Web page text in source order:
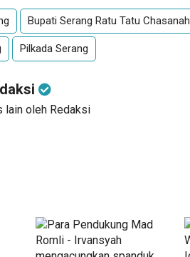
Bupati Serang Ratu Tatu Chasanah
Pilkada Serang
lain oleh Redaksi